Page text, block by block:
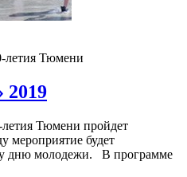
летия Тюмени
2019
Тюмени пройдет
мероприятие будет
дню молодежи. В программе